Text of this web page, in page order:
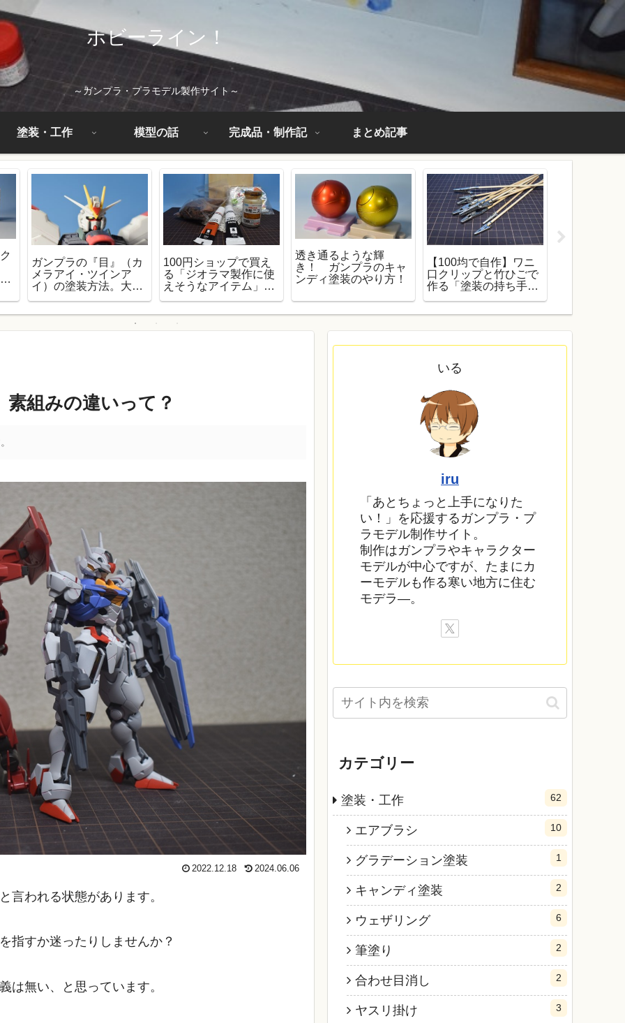
ホビーライン！
～ガンプラ・プラモデル製作サイト～
塗装・工作 模型の話 完成品・制作記 まとめ記事
ガンプラの『目』（カ
メラアイ・ツインア
イ）の塗装方法。大事
100円ショップで買え
る「ジオラマ製作に使
えそうなアイテム」を
透き通るような輝
き！ ガンプラのキャ
ンディ塗装のやり方！
【100均で自作】ワニ
口クリップと竹ひごで
作る「塗装の持ち手
素組みの違いって？
2022.12.18 2024.06.06
言われる状態があります。
指すか迷ったりしませんか？
は無い、と思っています。
いる
iru
「あとちょっと上手になりた
い！」を応援するガンプラ・プ
ラモデル制作サイト。
制作はガンプラやキャラクター
モデルが中心ですが、たまにカ
ーモデルも作る寒い地方に住む
モデラ―。
カテゴリー
塗装・工作 62
エアブラシ 10
グラデーション塗装 1
キャンディ塗装 2
ウェザリング 6
筆塗り 2
合わせ目消し 2
ヤスリ掛け 3